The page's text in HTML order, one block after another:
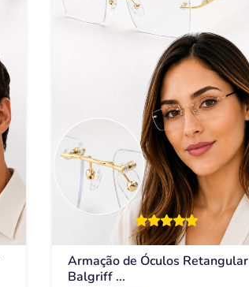
Armação de Óculos Retangular
Balgriff ...